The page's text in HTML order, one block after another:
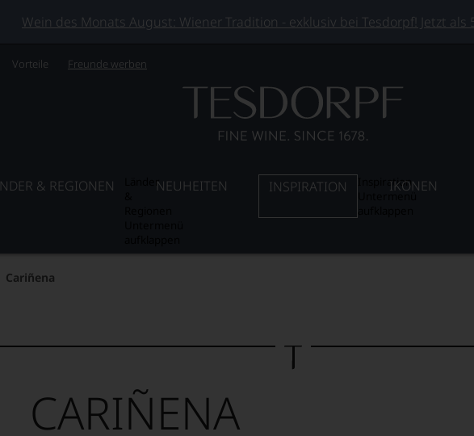
Wein des Monats August: Wiener Tradition - exklusiv bei Tesdorpf! Jetzt als
Vorteile Freunde werben
& REGIONEN
LänderNEUHEITEN INSPIRATION
InspirationIKONEN
Cariñena
CARIÑENA